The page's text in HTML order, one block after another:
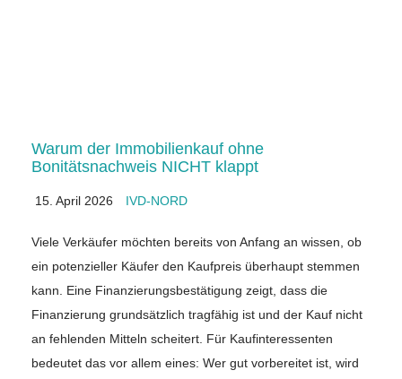
Warum der Immobilienkauf ohne
Bonitätsnachweis NICHT klappt
15. April 2026 IVD-NORD
Viele Verkäufer möchten bereits von Anfang an wissen, ob
ein potenzieller Käufer den Kaufpreis überhaupt stemmen
kann. Eine Finanzierungsbestätigung zeigt, dass die
Finanzierung grundsätzlich tragfähig ist und der Kauf nicht
an fehlenden Mitteln scheitert. Für Kaufinteressenten
bedeutet das vor allem eines: Wer gut vorbereitet ist, wird